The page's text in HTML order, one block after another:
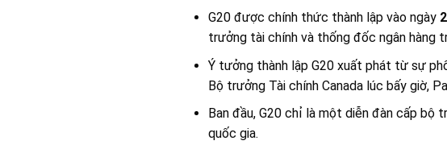
G20 được chính thức thành lập vào ngày
trưởng tài chính và thống đốc ngân hàng
Ý tưởng thành lập G20 xuất phát từ sự
Bộ trưởng Tài chính Canada lúc bấy giờ,
Ban đầu, G20 chỉ là một diễn đàn cấp bộ
quốc gia.